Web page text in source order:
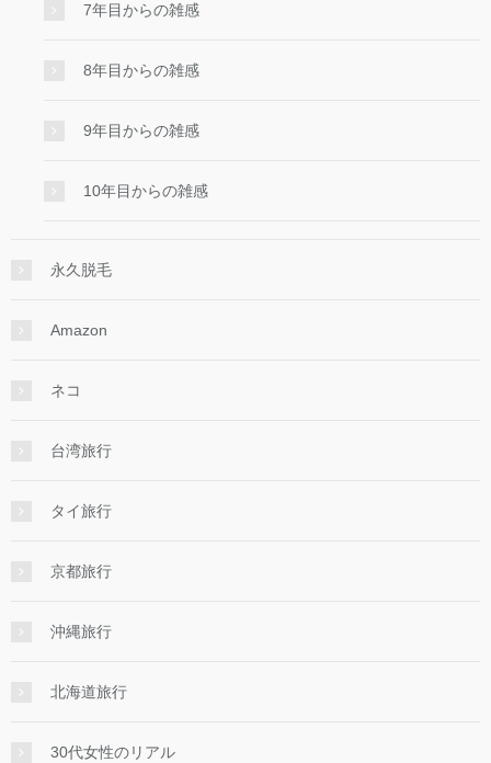
7年目からの雑感
8年目からの雑感
9年目からの雑感
10年目からの雑感
永久脱毛
Amazon
ネコ
台湾旅行
タイ旅行
京都旅行
沖縄旅行
北海道旅行
30代女性のリアル